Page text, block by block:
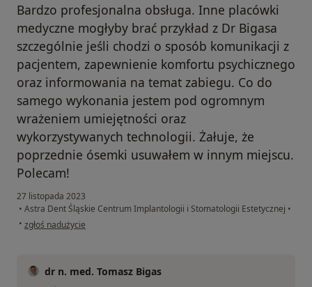
Bardzo profesjonalna obsługa. Inne placówki
medyczne mogłyby brać przykład z Dr Bigasa
szczególnie jeśli chodzi o sposób komunikacji z
pacjentem, zapewnienie komfortu psychicznego
oraz informowania na temat zabiegu. Co do
samego wykonania jestem pod ogromnym
wrażeniem umiejętności oraz
wykorzystywanych technologii. Żałuje, że
poprzednie ósemki usuwałem w innym miejscu.
Polecam!
27 listopada 2023
• Astra Dent Śląskie Centrum Implantologii i Stomatologii Estetycznej •
• w opinii użytkownika Michalina
zgłoś nadużycie
dr n. med. Tomasz Bigas